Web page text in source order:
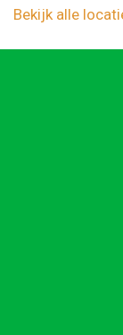
Bekijk alle